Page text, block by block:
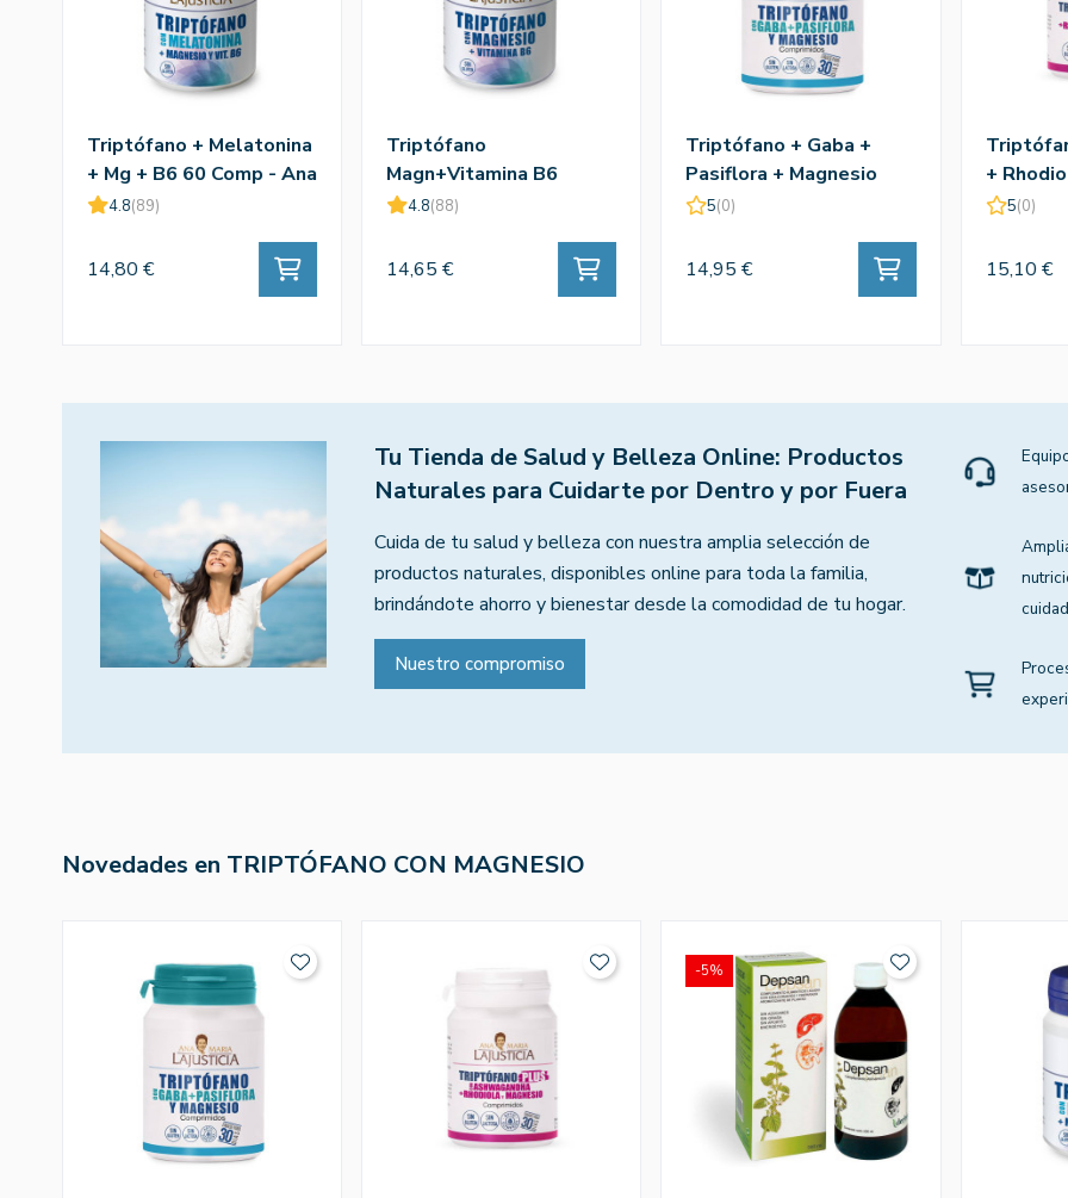
Triptófano + Melatonina
+ Mg + B6 60 Comp - Ana
Mª Lajusticia
4.8(89)
14,80 €
Triptófano
Magn+Vitamina B6
60comp - Ana Mª
4.8(88)
14,65 €
Triptófano + Gaba +
Pasiflora + Magnesio
60comp - Ana Mª
5(0)
14,95 €
+
- Ana
5(0)
15,10 €
Tu Tienda de Salud y Belleza Online: Productos
Naturales para Cuidarte por Dentro y por Fuera
Cuida de tu salud y belleza con nuestra amplia selección de
productos naturales, disponibles online para toda la familia,
brindándote ahorro y bienestar desde la comodidad de tu hogar.
Nuestro compromiso
Novedades en TRIPTÓFANO CON MAGNESIO
-5%